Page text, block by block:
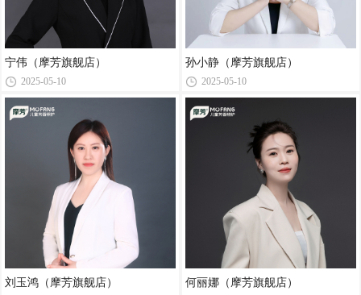
宁伟（摩芳旗舰店）
2025-05-10
刘玉鸿（摩芳旗舰店）
孙小静（摩芳旗舰店）
2025-05-10
何丽娜（摩芳旗舰店）